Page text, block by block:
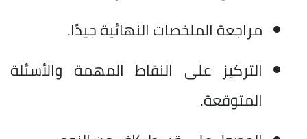
مراجعة الملخصات النهائية جيدًا.
التركيز على النقاط المهمة والأسئلة
المتوقعة.